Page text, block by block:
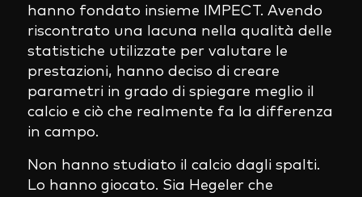
hanno fondato insieme IMPECT. Avendo
riscontrato una lacuna nella qualità delle
statistiche utilizzate per valutare le
prestazioni, hanno deciso di creare
parametri in grado di spiegare meglio il
calcio e ciò che realmente fa la differenza
in campo.
Non hanno studiato il calcio dagli spalti.
Lo hanno giocato. Sia Hegeler che